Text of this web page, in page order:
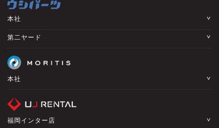
本社
第二ヤード
本社
福岡インター店